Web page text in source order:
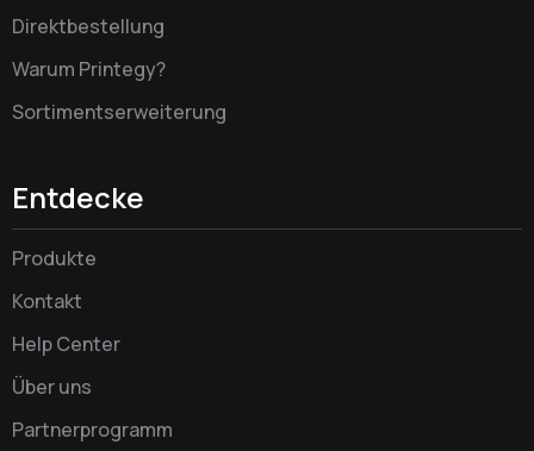
Direktbestellung
Warum Printegy?
Sortimentserweiterung
Entdecke
Produkte
Kontakt
Help Center
Über uns
Partnerprogramm